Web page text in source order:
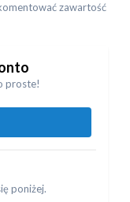
zawartość
proste!
poniżej.